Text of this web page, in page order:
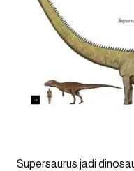
Supersaurus jadi